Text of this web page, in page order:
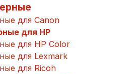
для Canon
для HP
для HP Color
для Lexmark
для Ricoh